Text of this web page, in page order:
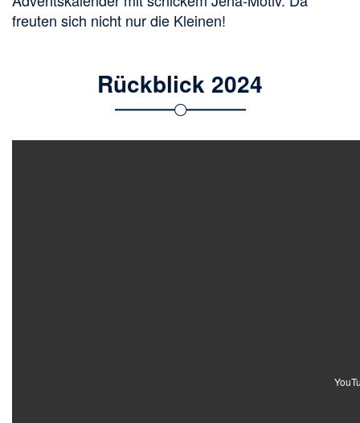
freuten sich nicht nur die Kleinen!
Rückblick 2024